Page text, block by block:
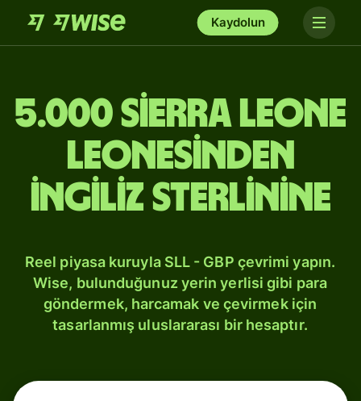
Kaydolun
5.000 Sierra Leone
leonesinden
İngiliz sterlinine
Reel piyasa kuruyla SLL - GBP çevrimi yapın.
Wise, bulunduğunuz yerin yerlisi gibi para
göndermek, harcamak ve çevirmek için
tasarlanmış uluslararası bir hesaptır.